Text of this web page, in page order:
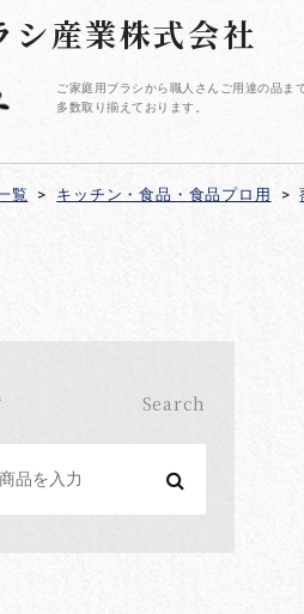
シ産業株式会社
ご家庭用ブラシから職人さんご用達の品ま
多数取り揃えております。
覧 > キッチン・食品・食品プロ用 >
Search